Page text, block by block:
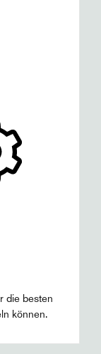
die besten
können.